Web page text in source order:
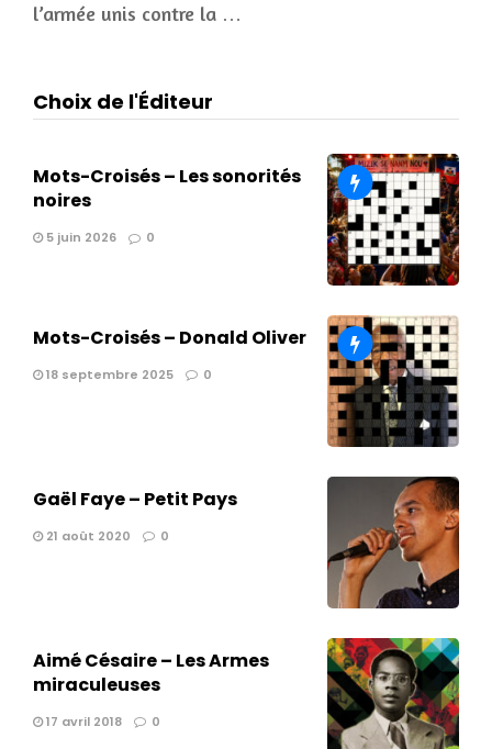
l’armée unis contre la …
Choix de l'Éditeur
Mots-Croisés – Les sonorités
noires
5 juin 2026 0
Mots-Croisés – Donald Oliver
18 septembre 2025 0
Gaël Faye – Petit Pays
21 août 2020 0
Aimé Césaire – Les Armes
miraculeuses
17 avril 2018 0